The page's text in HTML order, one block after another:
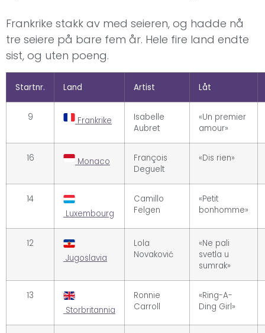
Frankrike stakk av med seieren, og hadde nå
tre seiere på bare fem år. Hele fire land endte
sist, og uten poeng.
Startnr. Land Artist Låt
9 Frankrike
Isabelle
Aubret
«Un premier
amour»
16 Monaco
François
Deguelt
«Dis rien»
14
Luxembourg
Camillo
Felgen
«Petit
bonhomme»
12
Jugoslavia
Lola
Novaković
«Ne pali
svetla u
sumrak»
13
Storbritannia
Ronnie
Carroll
«Ring-A-
Ding Girl»